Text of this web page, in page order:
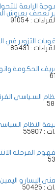
الرابعة
تعصف بعروش
: 91054
التزوير في
: 85431
الحكومة
السـياسي
النظام
: 55907
المرحلة
اليسار و
50425